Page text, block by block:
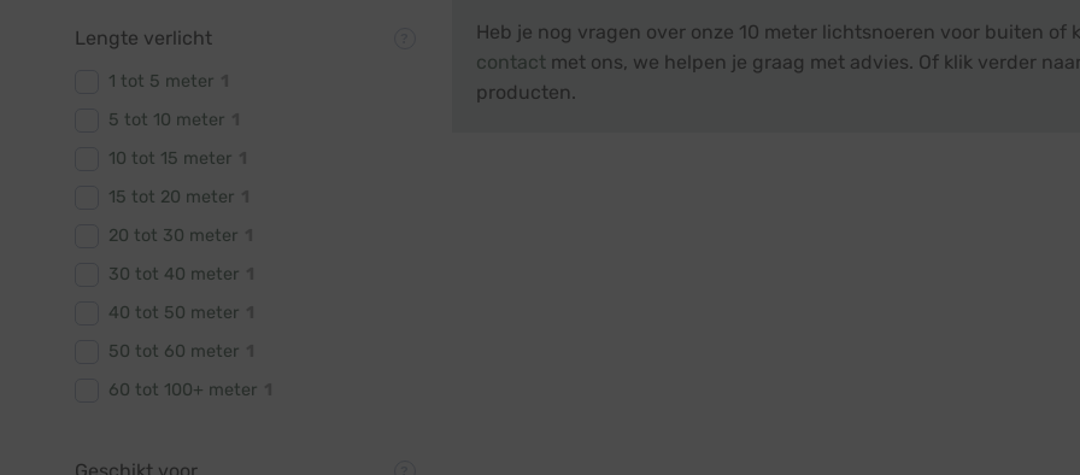
Lengte verlicht
1 tot 5 meter
5 tot 10 meter
10 tot 15 meter
15 tot 20 meter
20 tot 30 meter
30 tot 40 meter
40 tot 50 meter
50 tot 60 meter
60 tot 100+ meter
Heb je nog vragen over onze 10 meter lichtsnoeren voor buiten of
contact met ons, we helpen je graag met advies. Of klik verder
producten.